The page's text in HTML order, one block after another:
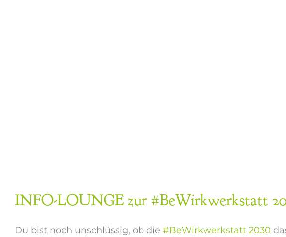
INFO-LOUNGE zur #BeWirkwerkstatt
Du bist noch unschlüssig, ob die #BeWirkwerkstatt 2030